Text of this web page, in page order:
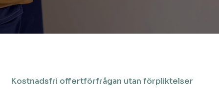
Kostnadsfri offertförfrågan utan förpliktelser